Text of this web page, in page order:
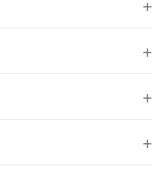
+
+
+
+